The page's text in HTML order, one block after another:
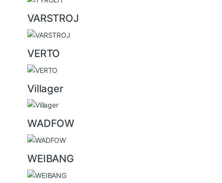
VARSTROJ
VERTO
Villager
WADFOW
WEIBANG